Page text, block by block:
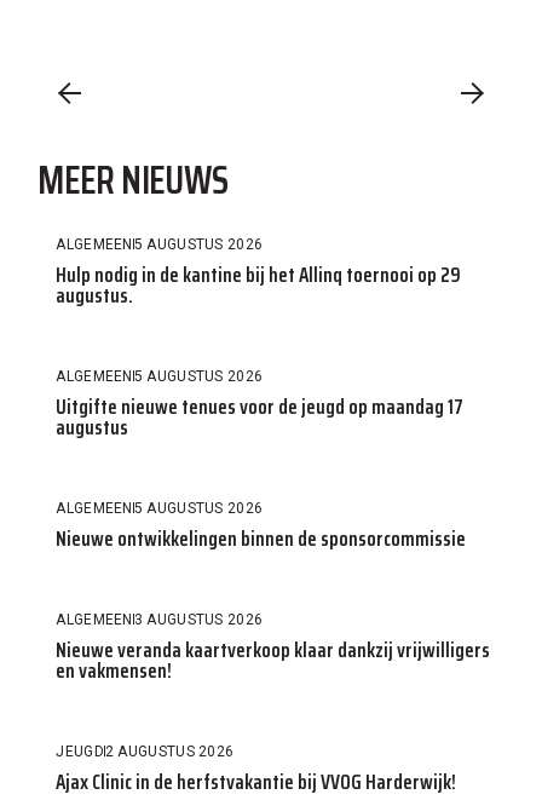
MEER NIEUWS
ALGEMEEN5 AUGUSTUS 2026
Hulp nodig in de kantine bij het Allinq toernooi op 29
augustus.
ALGEMEEN5 AUGUSTUS 2026
Uitgifte nieuwe tenues voor de jeugd op maandag 17
augustus
ALGEMEEN5 AUGUSTUS 2026
Nieuwe ontwikkelingen binnen de sponsorcommissie
ALGEMEEN3 AUGUSTUS 2026
Nieuwe veranda kaartverkoop klaar dankzij vrijwilligers
en vakmensen!
JEUGD2 AUGUSTUS 2026
Ajax Clinic in de herfstvakantie bij VVOG Harderwijk!